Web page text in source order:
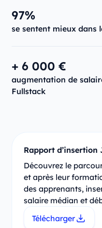
97%
se sentent mieux dans
+ 6 000 €
augmentation de
Fullstack
Rapport d’insertion
Découvrez le
et après leur
des apprenants,
salaire médian et
Télécharger